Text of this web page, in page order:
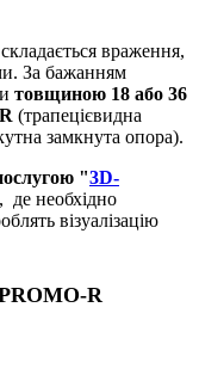
враження,
За бажанням
товщиною 18 або 36
R (трапецієвидна
замкнута опора).
"3D-
де необхідно
візуалізацію
R